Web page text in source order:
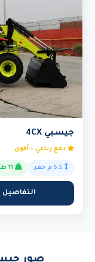
جيسبي 4CX
دفع رباعي - أقوى
التفاصيل